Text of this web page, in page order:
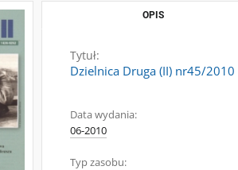
OPIS
Tytuł:
Dzielnica Druga (II) nr45/2010
Data wydania:
06-2010
Typ zasobu: